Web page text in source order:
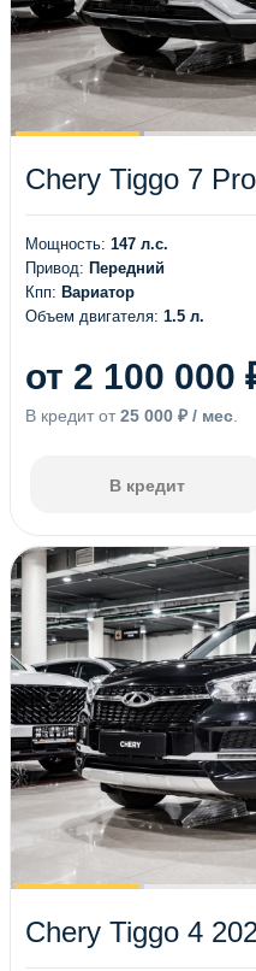
Chery Tiggo 7
Мощность: 147 л.с.
Привод: Передний
Кпп: Вариатор
Объем двигателя: 1.5 л.
от 2 100 000
В кредит от 25 000 ₽ / мес
В кредит
Chery Tiggo 4